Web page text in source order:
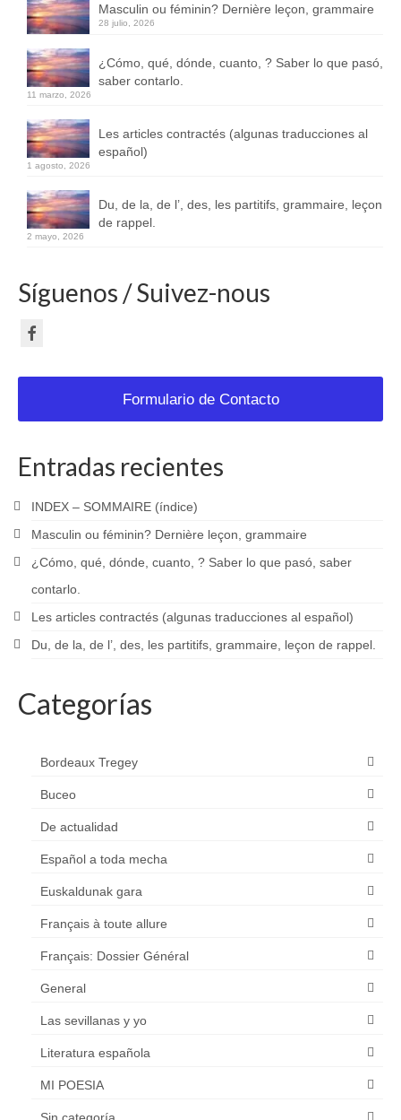
Masculin ou féminin? Dernière leçon, grammaire
28 julio, 2026
¿Cómo, qué, dónde, cuanto, ? Saber lo que pasó,
saber contarlo.
11 marzo, 2026
Les articles contractés (algunas traducciones al
español)
1 agosto, 2026
Du, de la, de l’, des, les partitifs, grammaire, leçon
de rappel.
2 mayo, 2026
Síguenos / Suivez-nous
Formulario de Contacto
Entradas recientes
INDEX – SOMMAIRE (índice)
Masculin ou féminin? Dernière leçon, grammaire
¿Cómo, qué, dónde, cuanto, ? Saber lo que pasó, saber
contarlo.
Les articles contractés (algunas traducciones al español)
Du, de la, de l’, des, les partitifs, grammaire, leçon de rappel.
Categorías
Bordeaux Tregey
Buceo
De actualidad
Español a toda mecha
Euskaldunak gara
Français à toute allure
Français: Dossier Général
General
Las sevillanas y yo
Literatura española
MI POESIA
Sin categoría